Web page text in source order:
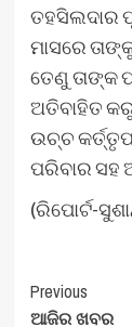
ତହସିଲଦାର
ମାସରେ
ତେଣୁ ତାଙ୍କ
ଅତିବାହିତ
ଉଚ୍ଚ
ପରିବାର ସହ
(ରିପୋର୍ଟ-
Post
Previous
ଆଜିର ଖବର